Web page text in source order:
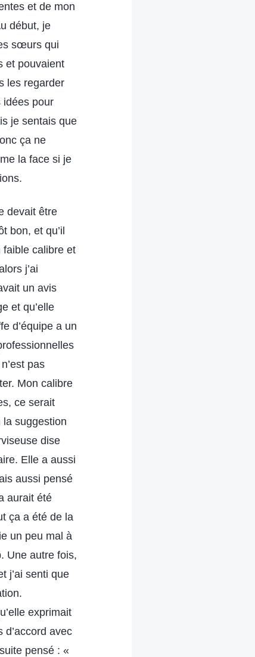
et de mon
début, je
sœurs qui
et pouvaient
les regarder
idées pour
je sentais que
ça ne
la face si je
devait être
bon, et qu’il
faible calibre et
j’ai
un avis
et qu’elle
d’équipe a un
pas
Mon calibre
ce serait
la suggestion
dise
Elle a aussi
aussi pensé
aurait été
ça a été de la
un peu mal à
Une autre fois,
j’ai senti que
exprimait
d’accord avec
pensé : «